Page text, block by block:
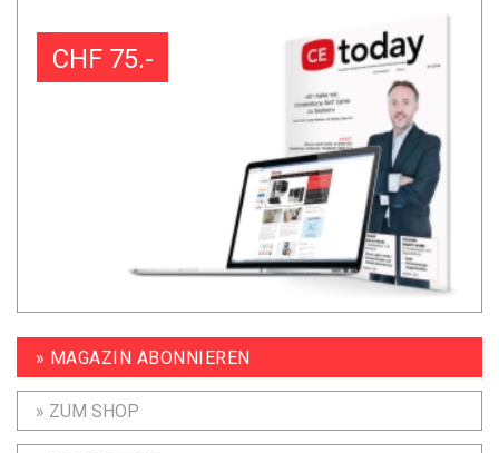
CHF 75.-
» MAGAZIN ABONNIEREN
» ZUM SHOP